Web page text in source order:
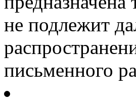
не подлежит
письменного